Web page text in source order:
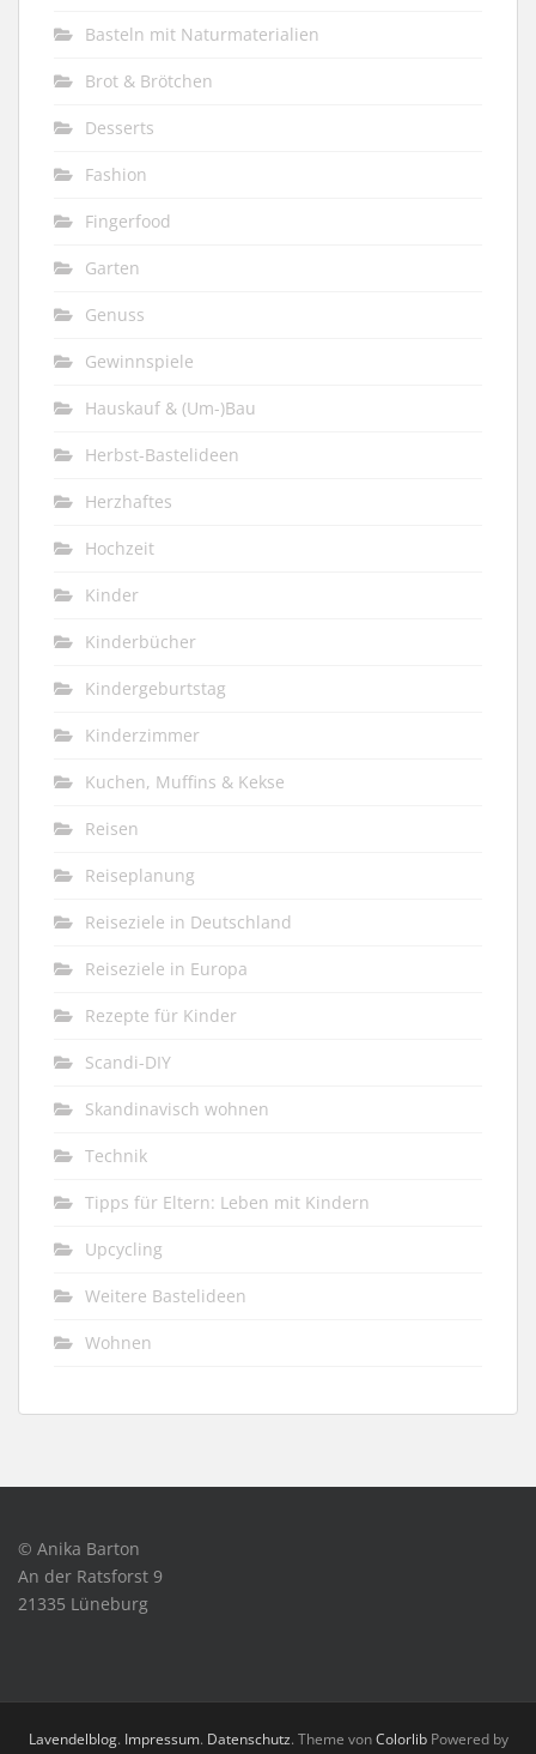
Basteln mit Naturmaterialien
Brot & Brötchen
Desserts
Fashion
Fingerfood
Garten
Genuss
Gewinnspiele
Hauskauf & (Um-)Bau
Herbst-Bastelideen
Herzhaftes
Hochzeit
Kinder
Kinderbücher
Kindergeburtstag
Kinderzimmer
Kuchen, Muffins & Kekse
Reisen
Reiseplanung
Reiseziele in Deutschland
Reiseziele in Europa
Rezepte für Kinder
Scandi-DIY
Skandinavisch wohnen
Technik
Tipps für Eltern: Leben mit Kindern
Upcycling
Weitere Bastelideen
Wohnen
© Anika Barton
An der Ratsforst 9
21335 Lüneburg
Lavendelblog. Impressum. Datenschutz. Theme vonColorlibPowered by